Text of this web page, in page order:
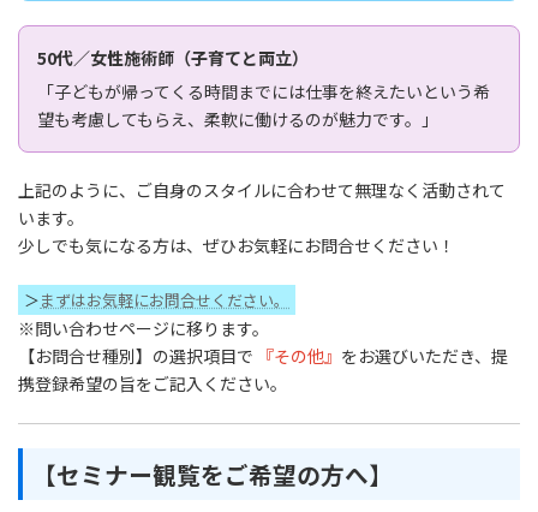
50代／女性施術師（子育てと両立）
「子どもが帰ってくる時間までには仕事を終えたいという希
望も考慮してもらえ、柔軟に働けるのが魅力です。」
上記のように、ご自身のスタイルに合わせて無理なく活動されて
います。
少しでも気になる方は、ぜひお気軽にお問合せください！
＞まずはお気軽にお問合せください。
※問い合わせページに移ります。
【お問合せ種別】の選択項目で 『その他』 をお選びいただき、提
携登録希望の旨をご記入ください。
【セミナー観覧をご希望の方へ】